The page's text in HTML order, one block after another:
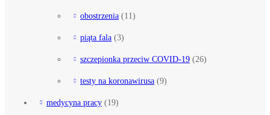
obostrzenia (11)
piąta fala (3)
szczepionka przeciw COVID-19 (26)
testy na koronawirusa (9)
medycyna pracy (19)